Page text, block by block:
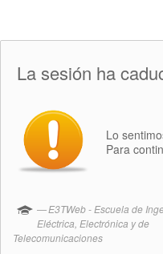
La sesión ha
Lo
Para
E3TWeb - Escuela de
Eléctrica, Electrónica y de
Telecomunicaciones